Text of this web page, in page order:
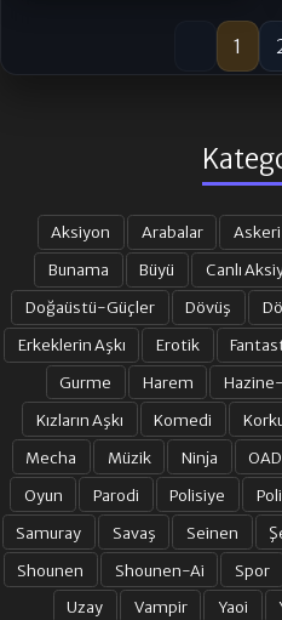
1
Aksiyon Arabalar Askeri
Bunama
Büyü Canlı
Doğaüstü-Güçler
Dövüş
Erkeklerin Aşkı
Erotik
Gurme
Harem Hazine-
Kızların Aşkı
Komedi
Mecha
Müzik Ninja
Oyun
Parodi Polisiye
Samuray
Savaş Seinen
Shounen
Shounen-Ai Spor
Uzay
Vampir Yaoi